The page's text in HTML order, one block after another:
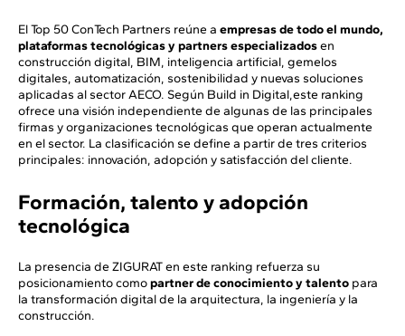
El Top 50 ConTech Partners reúne a empresas de todo el mundo,
plataformas tecnológicas y partners especializadosen
construcción digital, BIM, inteligencia artificial, gemelos
digitales, automatización, sostenibilidad y nuevas soluciones
aplicadas al sector AECO. Según Build in Digital,este ranking
ofrece una visión independiente de algunas de las principales
firmas y organizaciones tecnológicas que operan actualmente
en el sector. La clasificación se define a partir de tres criterios
principales: innovación, adopción y satisfacción del cliente.
Formación, talento y adopción
tecnológica
La presencia de ZIGURAT en este ranking refuerza su
posicionamiento comopartner de conocimiento y talento para
la transformación digital de la arquitectura, la ingeniería y la
construcción.